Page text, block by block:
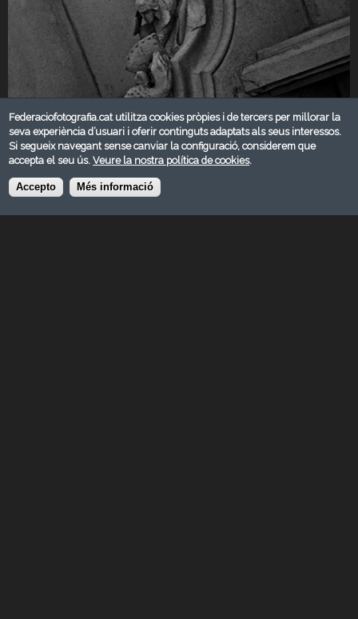
Federaciofotografia.cat utilitza cookies pròpies i de tercers per millorar la
seva experiència d’usuari i oferir continguts adaptats als seus interessos.
Si segueix navegant sense canviar la configuració, considerem que
accepta el seu ús.Veure la nostra política de cookies.
Accepto Més informació